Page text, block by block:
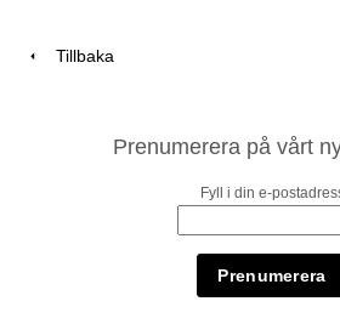
Tillbaka
Prenumerera på vårt
Fyll i din e-